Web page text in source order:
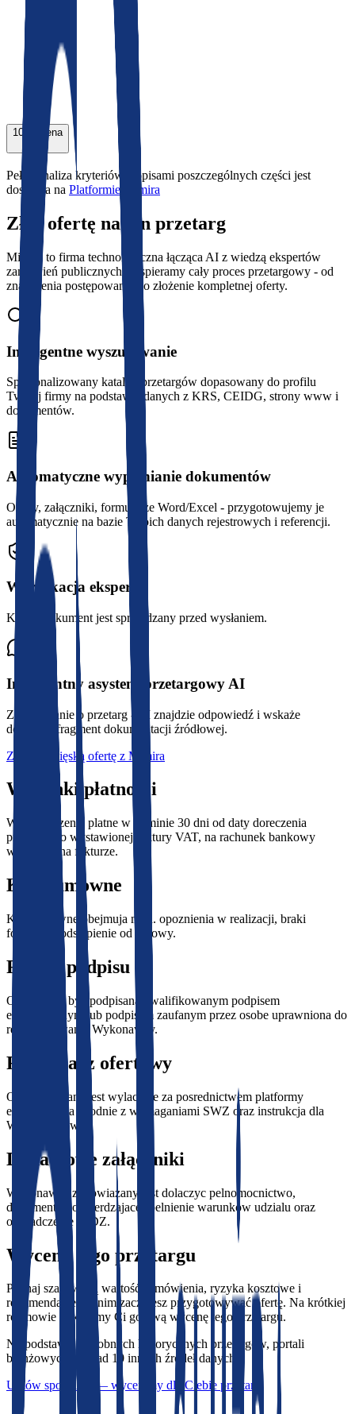
100 Cena
Pełna analiza kryteriów z opisami poszczególnych części jest
dostępna na Platformie Mimira
Złóż ofertę na ten przetarg
Mimira to firma technologiczna łącząca AI z wiedzą ekspertów
zamówień publicznych. Wspieramy cały proces przetargowy - od
znalezienia postępowania po złożenie kompletnej oferty.
Inteligentne wyszukiwanie
Spersonalizowany katalog przetargów dopasowany do profilu
Twojej firmy na podstawie danych z KRS, CEIDG, strony www i
dokumentów.
Automatyczne wypełnianie dokumentów
Oferty, załączniki, formularze Word/Excel - przygotowujemy je
automatycznie na bazie Twoich danych rejestrowych i referencji.
Weryfikacja eksperta
Każdy dokument jest sprawdzany przed wysłaniem.
Inteligentny asystent przetargowy AI
Zadaj pytanie o przetarg - AI znajdzie odpowiedź i wskaże
dokładny fragment dokumentacji źródłowej.
Złóż zwycięską ofertę z Mimira
Warunki płatności
Wynagrodzenie platne w terminie 30 dni od daty doreczenia
prawidlowo wystawionej faktury VAT, na rachunek bankowy
wskazany na fakturze.
Kary umowne
Kary umowne obejmuja m.in. opoznienia w realizacji, braki
formalne i odstapienie od umowy.
Forma podpisu
Oferta musi byc podpisana kwalifikowanym podpisem
elektronicznym lub podpisem zaufanym przez osobe uprawniona do
reprezentowania Wykonawcy.
Formularz ofertowy
Oferta skladana jest wylacznie za posrednictwem platformy
eZamowienia zgodnie z wymaganiami SWZ oraz instrukcja dla
Wykonawcow.
Dodatkowe załączniki
Wykonawca zobowiazany jest dolaczyc pelnomocnictwo,
dokumenty potwierdzajace spelnienie warunkow udzialu oraz
oswiadczenie JEDZ.
Wycena tego przetargu
Poznaj szacowaną wartość zamówienia, ryzyka kosztowe i
rekomendacje - zanim zaczniesz przygotowywać ofertę. Na krótkiej
rozmowie pokażemy Ci gotową wycenę tego przetargu.
Na podstawie podobnych historycznych przetargów, portali
branżowych i ponad 10 innych źródeł danych.
Umów spotkanie — wycenimy dla Ciebie przetarg